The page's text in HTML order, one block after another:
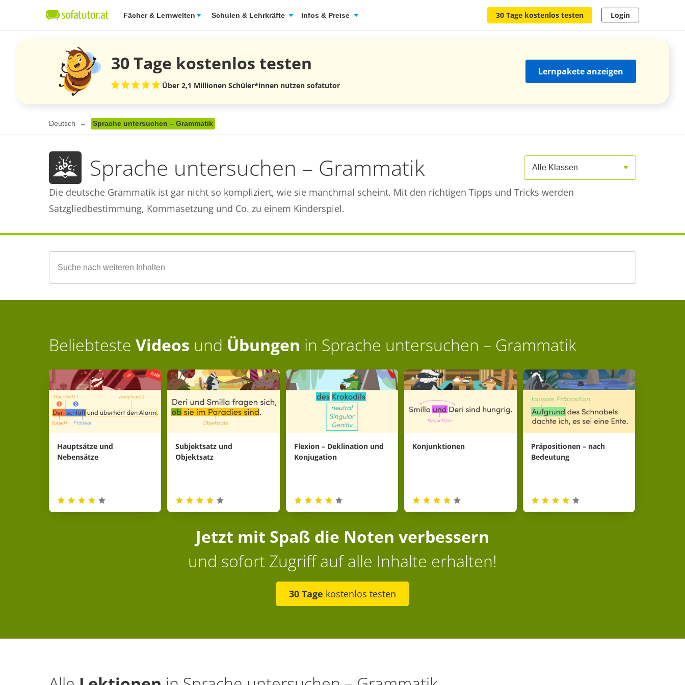
Fächer & Lernwelten Schulen & Lehrkräfte Infos & Preise 30 Tage kostenlos testen Login
30 Tage kostenlos testen
Über 2,1 Millionen Schüler*innen nutzen sofatutor
Lernpakete anzeigen
Deutsch Sprache untersuchen – Grammatik
Sprache untersuchen – Grammatik
Die deutsche Grammatik ist gar nicht so kompliziert, wie sie manchmal scheint. Mit den richtigen Tipps und Tricks werden
Satzgliedbestimmung, Kommasetzung und Co. zu einem Kinderspiel.
Alle Klassen
Beliebteste Videos und Übungen in Sprache untersuchen – Grammatik
Hauptsätze und
Nebensätze
Subjektsatz und
Objektsatz
Flexion – Deklination und
Konjugation
Konjunktionen
Präpositionen – nach
Bedeutung
Jetzt mit Spaß die Noten verbessern
und sofort Zugriff auf alle Inhalte erhalten!
30 Tage kostenlos testen